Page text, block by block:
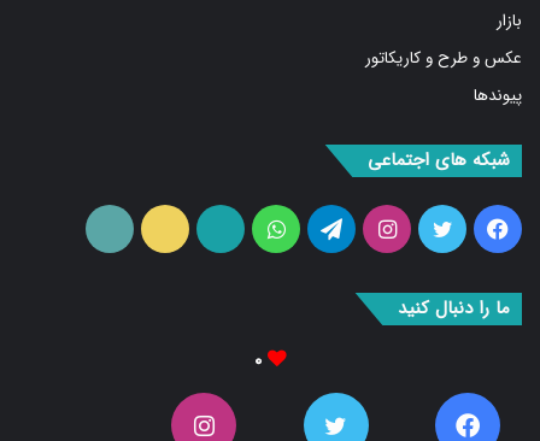
بازار
عکس و طرح و کاریکاتور
پیوندها
شبکه های اجتماعی
فیس
توییتر اینستاگرامتلگرام واتس
آپارات ایتا
ما را دنبال کنید
۰